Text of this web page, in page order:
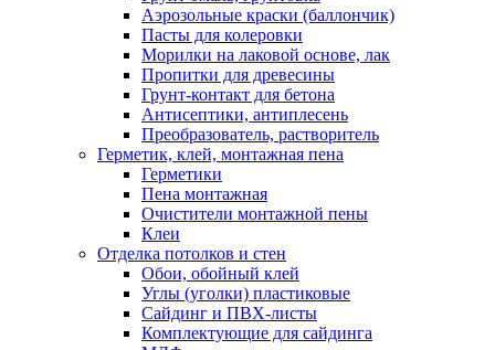
Аэрозольные краски (баллончик)
Пасты для колеровки
Морилки на лаковой основе, лак
Пропитки для древесины
Грунт-контакт для бетона
Антисептики, антиплесень
Преобразователь, растворитель
Герметик, клей, монтажная пена
Герметики
Пена монтажная
Очистители монтажной пены
Клеи
Отделка потолков и стен
Обои, обойный клей
Углы (уголки) пластиковые
Сайдинг и ПВХ-листы
Комплектующие для сайдинга